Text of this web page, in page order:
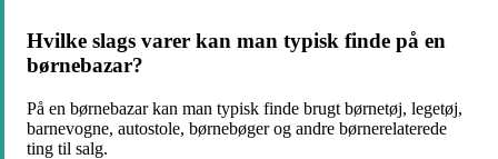
Hvilke slags varer kan man typisk finde på en
børnebazar?
På en børnebazar kan man typisk finde brugt børnetøj, legetøj,
barnevogne, autostole, børnebøger og andre børnerelaterede
ting til salg.